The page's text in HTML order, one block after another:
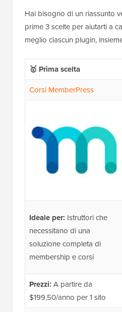
Hai bisogno di un riassunto
prime 3 scelte per aiutarti a
meglio ciascun plugin,
🥇 Prima scelta
Corsi MemberPress
Ideale per: Istruttori che
necessitano di una
soluzione completa di
membership e corsi
Prezzi: A partire da
$199,50/anno per 1 sito